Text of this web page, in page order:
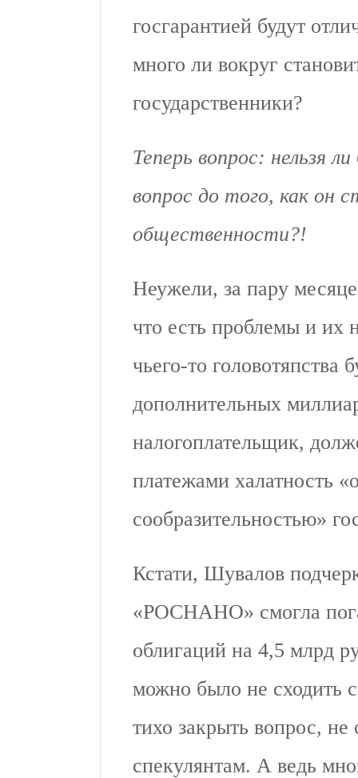
госгарантией будут
много ли вокруг
государственники?
Теперь вопрос: нельзя
вопрос до того, как он
общественности?!
Неужели, за пару
что есть проблемы и их
чьего-то головотяпства
дополнительных
налогоплательщик,
платежами халатность
сообразительностью»
Кстати, Шувалов
«РОСНАНО» смогла
облигаций на 4,5 млрд
можно было не сходить
тихо закрыть вопрос, не
спекулянтам. А ведь